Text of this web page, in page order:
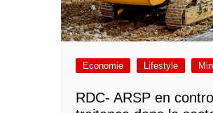
Economie Lifestyle
RDC- ARSP en